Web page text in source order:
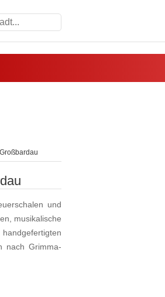
und
musikalische
nach Grimma-